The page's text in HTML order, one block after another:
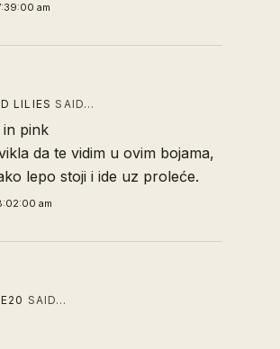
am
LILIES SAID…
in pink
da te vidim u ovim bojama,
lepo stoji i ide uz proleće.
am
SAID…